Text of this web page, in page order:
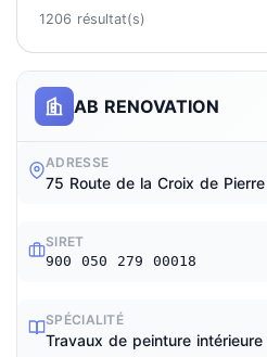
AB RENOVATION
ADRESSE
75 Route de la Croix de
SIRET
900 050 279 00018
SPÉCIALITÉ
Travaux de peinture
1206 résultat(s)